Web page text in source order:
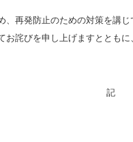
再発防止のための対策を講じ
詫びを申し上げますととも
記